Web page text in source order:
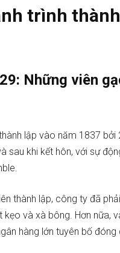
trình
Những viên
lập vào năm 1837
sau khi kết hôn, với sự
thành lập, công ty đã
kẹo và xà bông. Hơn
hàng lớn tuyên bố